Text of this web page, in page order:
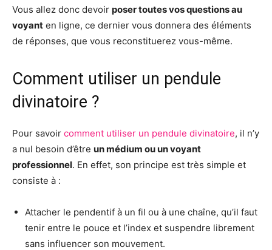
Vous allez donc devoir poser toutes vos questions au
voyant en ligne, ce dernier vous donnera des éléments
de réponses, que vous reconstituerez vous-même.
Comment utiliser un pendule
divinatoire ?
Pour savoir comment utiliser un pendule divinatoire, il n’y
a nul besoin d’être un médium ou un voyant
professionnel. En effet, son principe est très simple et
consiste à :
Attacher le pendentif à un fil ou à une chaîne, qu’il faut
tenir entre le pouce et l’index et suspendre librement
sans influencer son mouvement.